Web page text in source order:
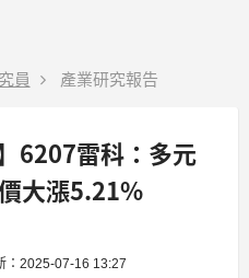
員 產業研究報告
6207雷科：多元
大漲5.21%
：2025-07-16 13:27